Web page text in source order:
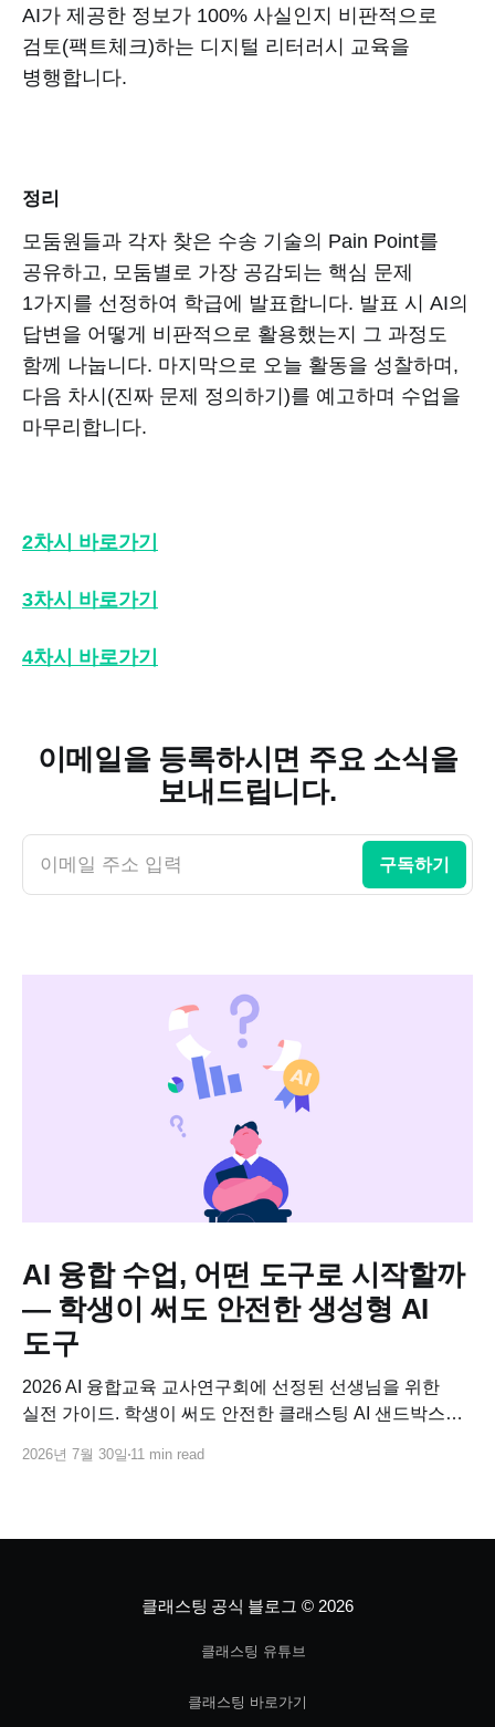
AI가 제공한 정보가 100% 사실인지 비판적으로
검토(팩트체크)하는 디지털 리터러시 교육을
병행합니다.
정리
모둠원들과 각자 찾은 수송 기술의 Pain Point를
공유하고, 모둠별로 가장 공감되는 핵심 문제
1가지를 선정하여 학급에 발표합니다. 발표 시 AI의
답변을 어떻게 비판적으로 활용했는지 그 과정도
함께 나눕니다. 마지막으로 오늘 활동을 성찰하며,
다음 차시(진짜 문제 정의하기)를 예고하며 수업을
마무리합니다.
2차시 바로가기
3차시 바로가기
4차시 바로가기
이메일을 등록하시면 주요 소식을
보내드립니다.
이메일 주소 입력 구독하기
AI 융합 수업, 어떤 도구로 시작할까
— 학생이 써도 안전한 생성형 AI
도구
2026 AI 융합교육 교사연구회에 선정된 선생님을 위한
실전 가이드. 학생이 써도 안전한 클래스팅 AI 샌드박스로
코스웨어까지 연결하는 방법.
2026년 7월 30일 11 min read
클래스팅 공식 블로그 © 2026
클래스팅 유튜브
클래스팅 바로가기